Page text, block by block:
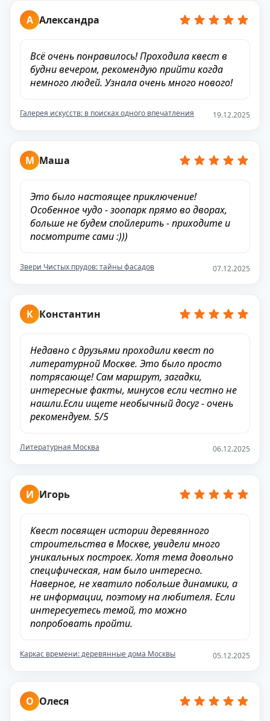
А Александра
Всё очень понравилось! Проходила квест в
будни вечером, рекомендую прийти когда
немного людей. Узнала очень много нового!
Галерея искусств: в поисках одного впечатления 19.12.2025
М Маша
Это было настоящее приключение!
Особенное чудо - зоопарк прямо во дворах,
больше не будем спойлерить - приходите и
посмотрите сами :)))
Звери Чистых прудов: тайны фасадов 07.12.2025
К Константин
Недавно с друзьями проходили квест по
литературной Москве. Это было просто
потрясающе! Сам маршрут, загадки,
интересные факты, минусов если честно не
нашли.Если ищете необычный досуг - очень
рекомендуем. 5/5
Литературная Москва 06.12.2025
И Игорь
Квест посвящен истории деревянного
строительства в Москве, увидели много
уникальных построек. Хотя тема довольно
специфическая, нам было интересно.
Наверное, не хватило побольше динамики, а
не информации, поэтому на любителя. Если
интересуетесь темой, то можно
попробовать пройти.
Каркас времени: деревянные дома Москвы 05.12.2025
О Олеся